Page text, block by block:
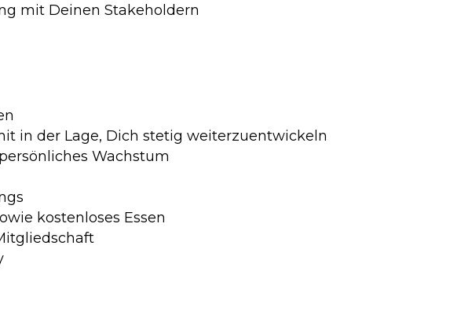
mit Deinen Stakeholdern
in der Lage, Dich stetig weiterzuentwickeln
Wachstum
kostenloses Essen